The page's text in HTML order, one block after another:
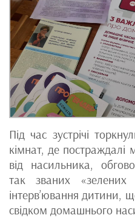
Під час зустрічі
кімнат, де постраждалі
від насильника,
так званих «зелених
інтерв’ювання дитини,
свідком домашнього